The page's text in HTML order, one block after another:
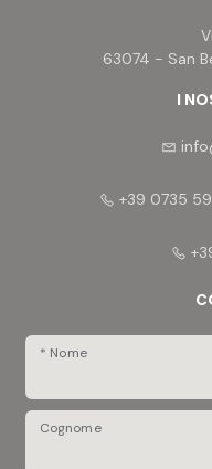
63074 - San
I
+39 0735
* Nome
Cognome